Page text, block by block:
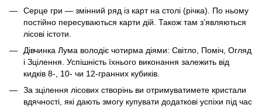
Серце гри — змінний ряд із карт на столі (річка). По ньому
постійно пересуваються карти дій. Також там з’являються
лісові істоти.
Дівчинка Лума володіє чотирма діями: Світло, Поміч, Огляд
і Зцілення. Успішність їхнього виконання залежить від
кидків 8-, 10- чи 12-гранних кубиків.
За зцілення лісових створінь ви отримуватимете кристали
вдячності, які дають змогу купувати додаткові успіхи під час